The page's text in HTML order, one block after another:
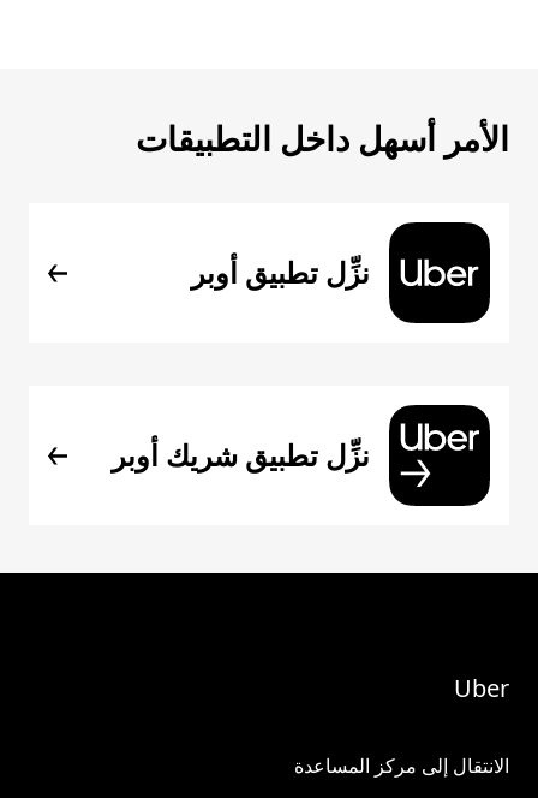
الأمر أسهل داخل التطبيقات
نزِّل تطبيق أوبر
نزِّل تطبيق شريك أوبر
Uber
الانتقال إلى مركز المساعدة